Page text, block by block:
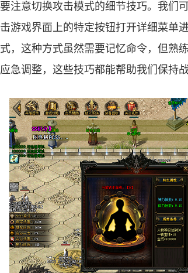
注意切换攻击模式的细节技巧。我们
游戏界面上的特定按钮打开详细菜单
，这种方式虽然需要记忆命令，但熟
急调整，这些技巧都能帮助我们保持战